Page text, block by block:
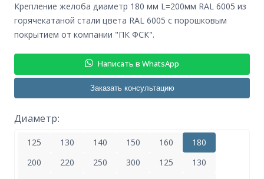
крепление желоба диаметр 180 мм L=200мм RAL 6005 из
горячекатаной стали цвета RAL 6005 с порошковым
покрытием от компании "ПК ФСК".
Написать в WhatsApp
Заказать консультацию
Диаметр:
125 130 140 150 160
180
200
220 250 300 125
130